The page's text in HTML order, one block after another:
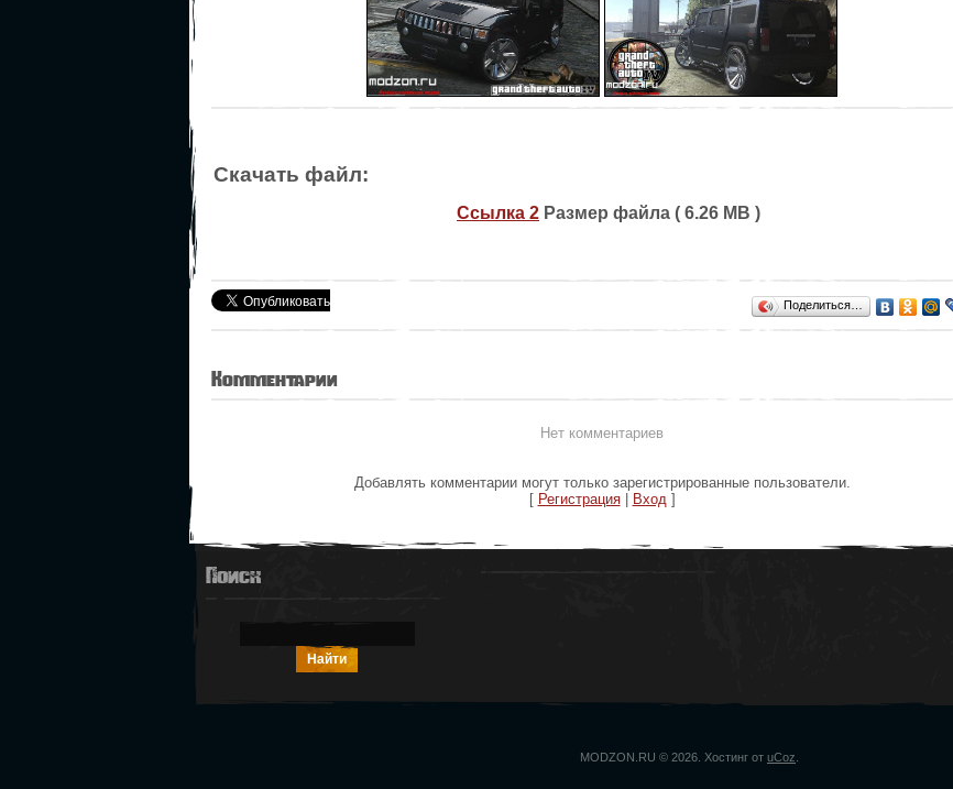
Скачать файл:
Ссылка 2 Размер файла ( 6.26 MB )
Поделиться…
Комментарии
Нет комментариев
Добавлять комментарии могут только зарегистрированные пользователи.
[ Регистрация| Вход ]
Поиск
MODZON.RU © 2026 Хостинг от uCoz